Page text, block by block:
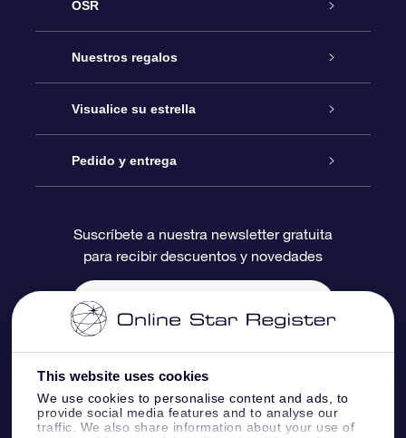
This website uses cookies
We use cookies to personalise content and ads, to
provide social media features and to analyse our
traffic. We also share information about your use of
OSR
Atención
Contáctanos
Blog
Reseñas
Nuestros regalos
Regalo Estrella Online
Paquete de Regalo OSR
Tarjeta de Regalo OSR
Regalos empresariales
Visualice su estrella
Registro estelar
Página de Estrella Personalizada
Un Millón de Estrellas
Aplicación de RV Llévame a las estrellas
Pedido y entrega
Información de Pago
Información de Envío
Constelaciones
Suscríbete a nuestra newsletter gratuita
para recibir descuentos y novedades